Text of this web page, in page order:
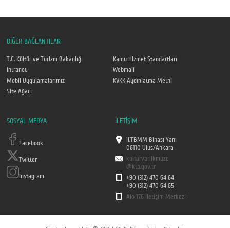
DİĞER BAĞLANTILAR
T.C. Kültür ve Turizm Bakanlığı
Kamu Hizmet Standartları
Intranet
Webmail
Mobil Uygulamalarımız
KVKK Aydınlatma Metni
Site Ağacı
SOSYAL MEDYA
Facebook
Twitter
Instagram
İLETİŞİM
II.TBMM Binası Yanı
06110 Ulus/Ankara
kulturvarlikmuze
@ktb.gov.tr
+90 (312) 470 64 64
+90 (312) 470 64 65
Alo 176 İletişim Merkezi